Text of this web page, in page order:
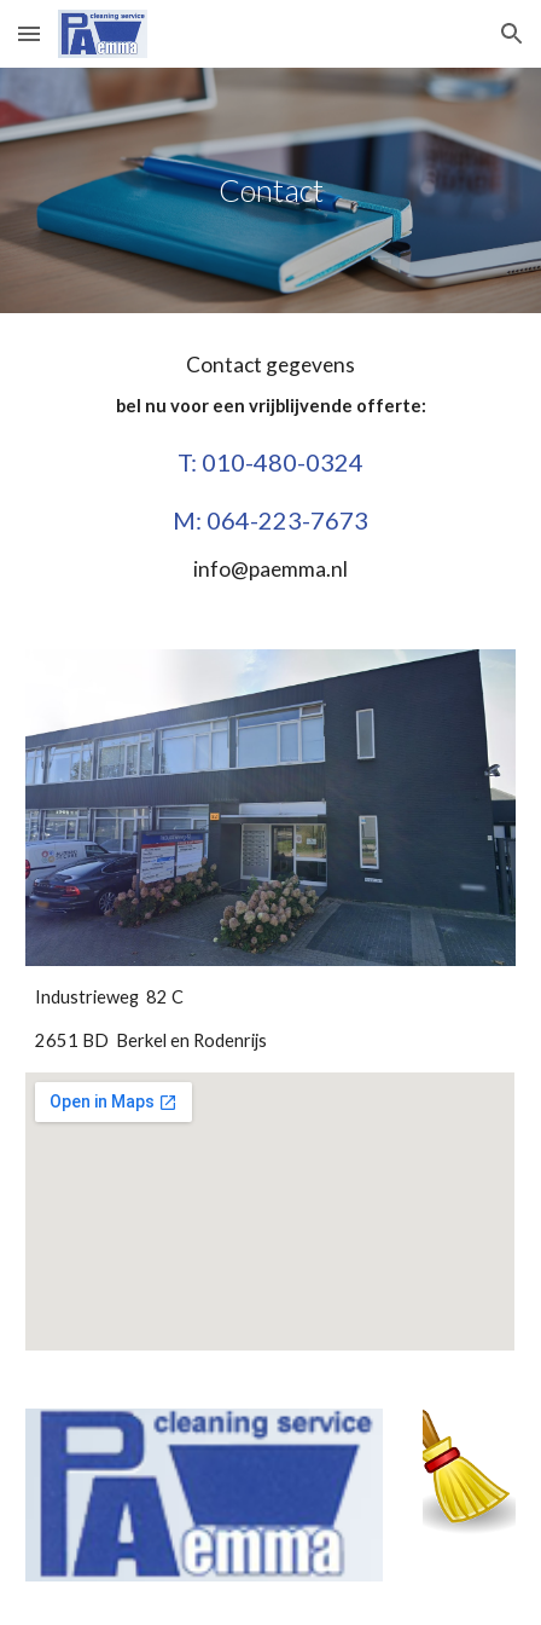
Skip to main content Skip to navigation
Contact
Contact gegevens
bel nu voor een vrijblijvende offerte:
T: 010-480-0324
M: 064-223-7673
info@paemma.nl
Industrieweg 82 C
2651 BD Berkel en Rodenrijs